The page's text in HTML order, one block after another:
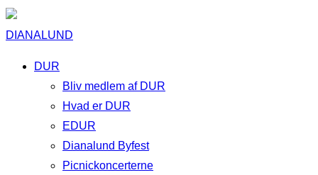
DIANALUND
DUR
Bliv medlem af DUR
Hvad er DUR
EDUR
Dianalund Byfest
Picnickoncerterne